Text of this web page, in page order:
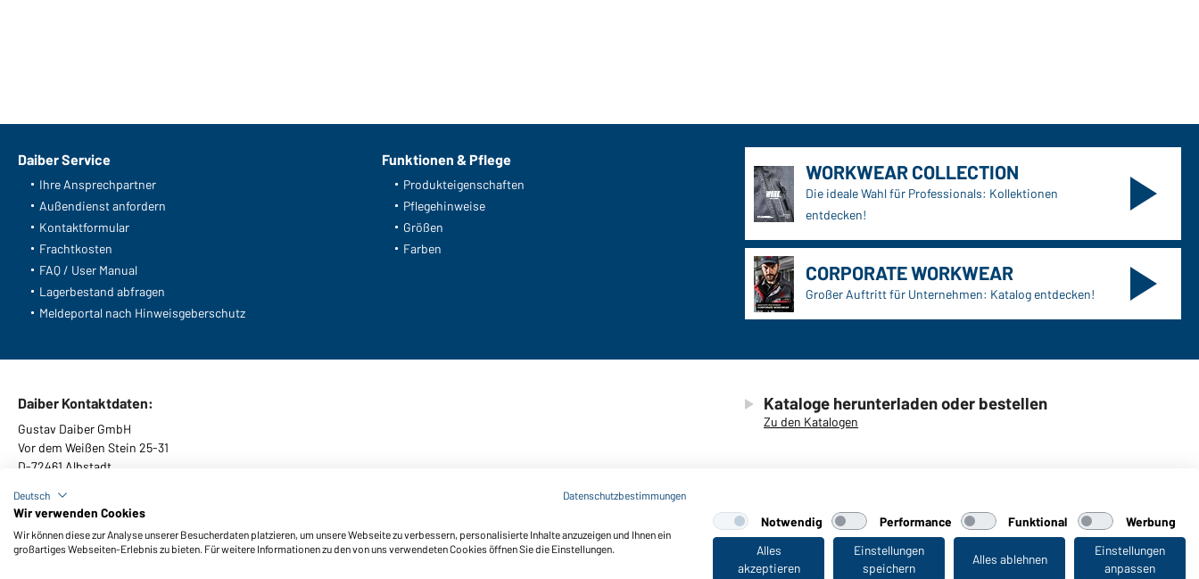
Daiber Service
Ihre Ansprechpartner
Außendienst anfordern
Kontaktformular
Frachtkosten
FAQ / User Manual
Lagerbestand abfragen
Meldeportal nach Hinweisgeberschutz
Funktionen & Pflege
Produkteigenschaften
Pflegehinweise
Größen
Farben
WORKWEAR COLLECTION
Die ideale Wahl für Professionals: Kollektionen
entdecken!
CORPORATE WORKWEAR
Großer Auftritt für Unternehmen: Katalog entdecken!
Daiber Kontaktdaten:
Gustav Daiber GmbH
Vor dem Weißen Stein 25-31
D-72461 Albstadt
Kataloge herunterladen oder bestellen
Zu den Katalogen
AGB Impressum Datenschutz Cookie-Einstellungen Barrierefreiheit © 2026 Daiber
Deutsch Datenschutzbestimmungen
Wir verwenden Cookies
Wir können diese zur Analyse unserer Besucherdaten platzieren, um unsere Webseite zu verbessern, personalisierte Inhalte anzuzeigen und Ihnen ein
großartiges Webseiten-Erlebnis zu bieten. Für weitere Informationen zu den von uns verwendeten Cookies öffnen Sie die Einstellungen.
Notwendig Performance Funktional
Werbung
Alles
akzeptieren
Einstellungen
speichern
Alles ablehnen
Einstellungen
anpassen